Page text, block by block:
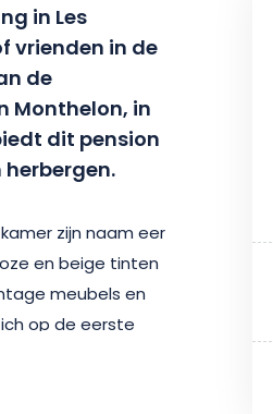
in Les
vrienden in de
de
Monthelon, in
dit pension
zijn naam eer
en beige tinten
meubels en
op de eerste
biedt uitzicht op